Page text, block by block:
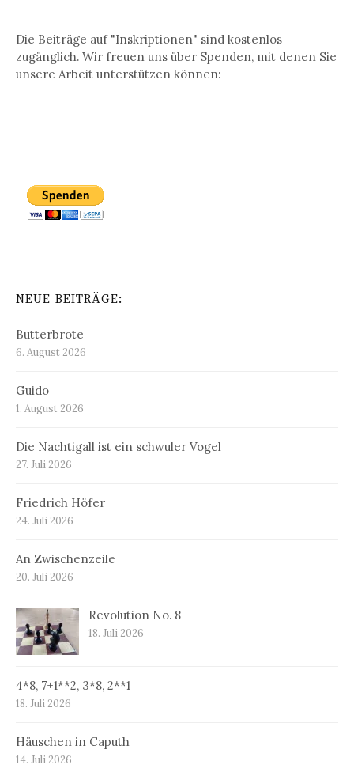
Die Beiträge auf "Inskriptionen" sind kostenlos
zugänglich. Wir freuen uns über Spenden, mit denen Sie
unsere Arbeit unterstützen können:
NEUE BEITRÄGE:
Butterbrote
6. August 2026
Guido
1. August 2026
Die Nachtigall ist ein schwuler Vogel
27. Juli 2026
Friedrich Höfer
24. Juli 2026
An Zwischenzeile
20. Juli 2026
Revolution No. 8
18. Juli 2026
4*8, 7+1**2, 3*8, 2**1
18. Juli 2026
Häuschen in Caputh
14. Juli 2026